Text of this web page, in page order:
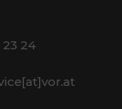
23 24